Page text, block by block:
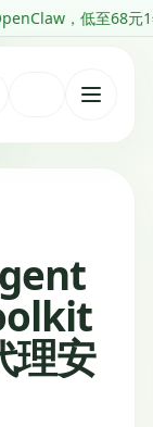
68元1年 推荐 【
打
理安